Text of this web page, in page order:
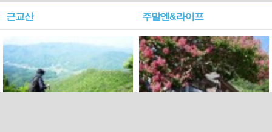
근교산 주말엔&라이프